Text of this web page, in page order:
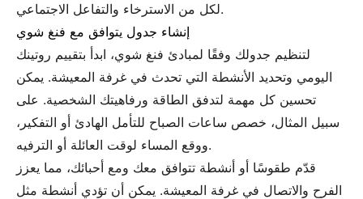
لكل من الاسترخاء والتفاعل الاجتماعي.
إنشاء جدول يتوافق مع فنغ شوي
لتنظيم جدولك وفقًا لمبادئ فنغ شوي، ابدأ بتقييم روتينك
اليومي وتحديد الأنشطة التي تحدث في غرفة المعيشة. يمكن
تحسين كل مهمة لتدفق الطاقة ورفاهيتك الشخصية. على
سبيل المثال، خصص ساعات الصباح للتأمل الهادئ أو التفكير،
ووقع المساء لوقت العائلة أو الترفيه.
قدّم طقوسًا أو أنشطة تتوافق معك ومع أحبائك، مما يعزز
الفرح والاتصال في غرفة المعيشة. يمكن أن تؤدي أنشطة مثل